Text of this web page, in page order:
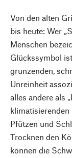
Von den alten
bis heute: Wer
Menschen
Glückssymbol
grunzenden,
Unreinheit
alles andere als
Pfützen und
Trocknen den
können die